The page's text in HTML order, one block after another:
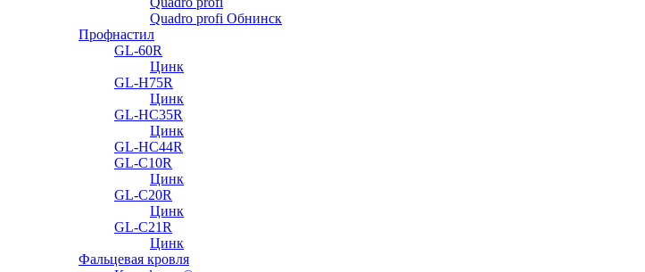
Quadro profi Обнинск
Профнастил
GL-60R
Цинк
GL-H75R
Цинк
GL-HC35R
Цинк
GL-HC44R
GL-С10R
Цинк
GL-С20R
Цинк
GL-С21R
Цинк
Фальцевая кровля